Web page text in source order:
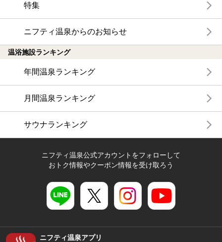
特集
ニフティ温泉からのお知らせ
温浴施設ランキング
年間温泉ランキング
月間温泉ランキング
サウナランキング
ニフティ温泉公式アカウントをフォローして
おトク情報やクーポン情報を受け取ろう
ニフティ温泉アプリ